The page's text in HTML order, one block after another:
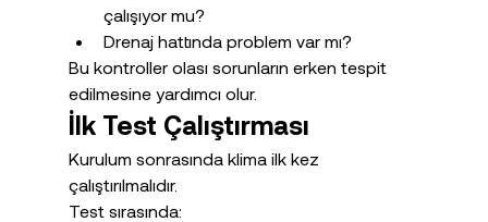
çalışıyor mu?
Drenaj hattında problem var mı?
Bu kontroller olası sorunların erken tespit
edilmesine yardımcı olur.
İlk Test Çalıştırması
Kurulum sonrasında klima ilk kez
çalıştırılmalıdır.
Test sırasında: